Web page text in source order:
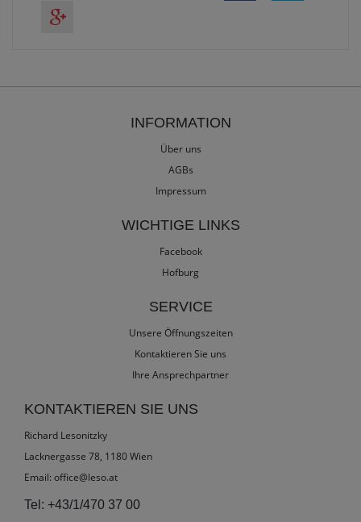
INFORMATION
Über uns
AGBs
Impressum
WICHTIGE LINKS
Facebook
Hofburg
SERVICE
Unsere Öffnungszeiten
Kontaktieren Sie uns
Ihre Ansprechpartner
KONTAKTIEREN SIE UNS
Richard Lesonitzky
Lacknergasse 78, 1180 Wien
Email: office@leso.at
Tel: +43/1/470 37 00